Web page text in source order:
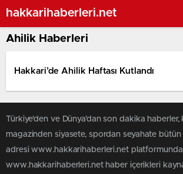
hakkarihaberleri.net
Ahilik Haberleri
Hakkari’de Ahilik Haftası Kutlandı
Türkiye'den ve Dünya’dan son dakika haberler,
magazinden siyasete, spordan seyahate bütün
adresi www.hakkarihaberleri.net
www.hakkarihaberleri.net haber içerikleri